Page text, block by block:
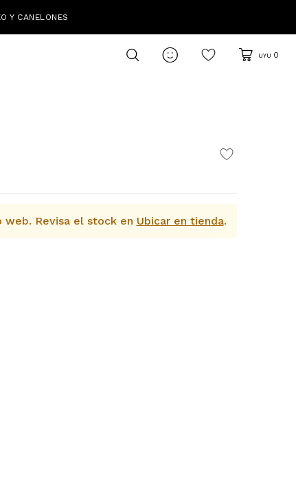
Y CANELONES
 UYU 0
web. Revisa el stock en Ubicar en tienda.